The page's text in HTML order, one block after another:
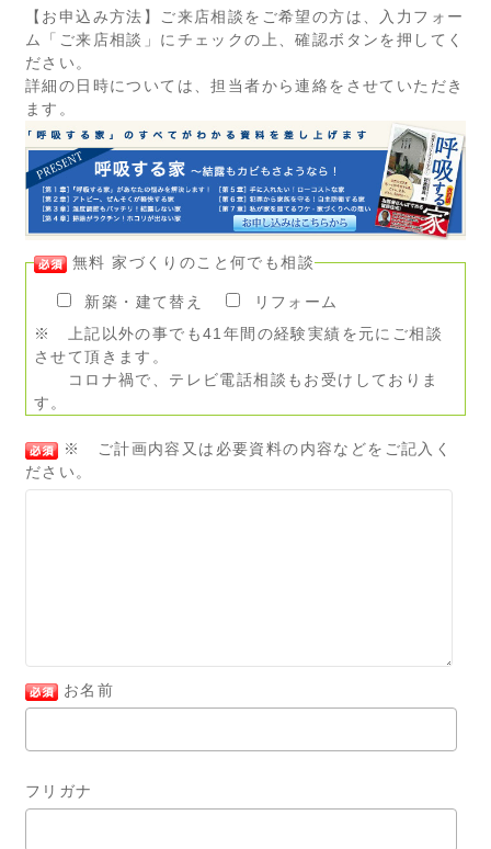
【お申込み方法】ご来店相談をご希望の方は、入力フォー
ム「ご来店相談」にチェックの上、確認ボタンを押してく
ださい。
詳細の日時については、担当者から連絡をさせていただき
ます。
無料 家づくりのこと何でも相談
新築・建て替え
リフォーム
※ 上記以外の事でも41年間の経験実績を元にご相談
させて頂きます。
コロナ禍で、テレビ電話相談もお受けしておりま
す。
※ ご計画内容又は必要資料の内容などをご記入く
ださい。
お名前
フリガナ